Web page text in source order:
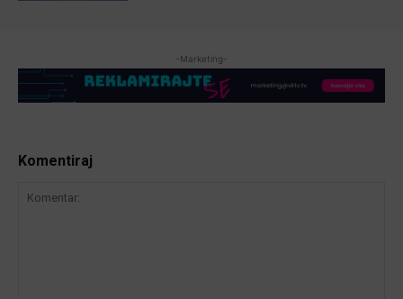
-Marketing-
Komentiraj